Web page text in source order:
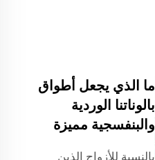
ما الذي يجعل أطواق
بالوناتنا الوردية
والبنفسجية مميزة
بالنسبة للأزواج الذين